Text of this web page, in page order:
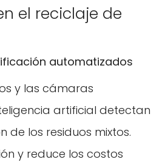
el reciclaje de
automatizados
y las cámaras
artificial detectan
de los residuos mixtos.
y reduce los costos